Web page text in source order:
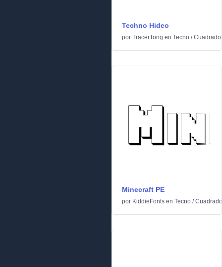
Techno Hideo
por TracerTong en Tecno /Cuadrado
Minecraft PE
por KiddieFonts en Tecno /Cuadrado